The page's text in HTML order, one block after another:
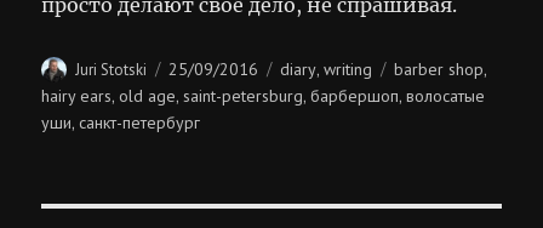
Author
Juri Stotski
Posted
on
25/09/2016 Categories
diary,writing Tags
barber shop,
hairy ears,old age, saint-petersburg,барбершоп,волосатые
уши,санкт-петербург